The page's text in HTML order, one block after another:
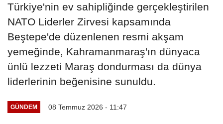
Türkiye'nin ev sahipliğinde gerçekleştirilen
NATO Liderler Zirvesi kapsamında
Beştepe'de düzenlenen resmi akşam
yemeğinde, Kahramanmaraş'ın dünyaca
ünlü lezzeti Maraş dondurması da dünya
liderlerinin beğenisine sunuldu.
GÜNDEM 08 Temmuz 2026 - 11:47